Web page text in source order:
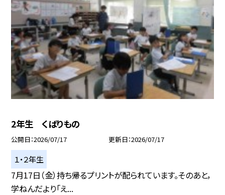
2年生 くばりもの
公開日 2026/07/17 更新日 2026/07/17
１・２年生
7月17日（金）持ち帰るプリントが配られています。そのあと，
学ねんだより「え...